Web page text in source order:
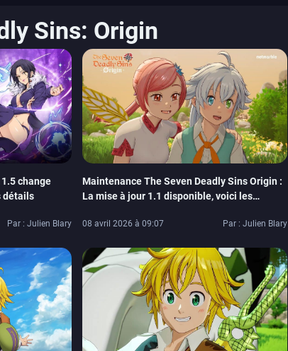
Sins: Origin
change
détails
Par : Julien Blary
Maintenance The Seven Deadly Sins Origin :
La mise à jour 1.1 disponible, voici les
08 avril 2026 à 09:07 Par : Julien Blary